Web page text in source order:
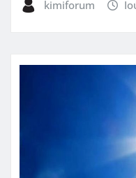
kimiforum